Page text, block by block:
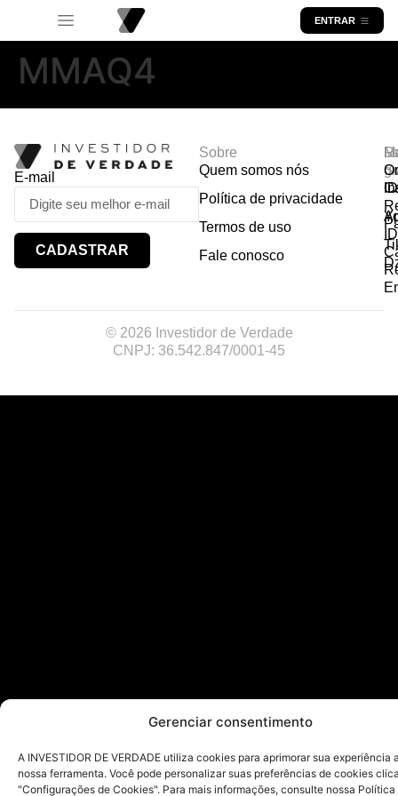
Gerenciar consentimento
A INVESTIDOR DE VERDADE utiliza cookies para aprimorar sua experiência
nossa ferramenta. Você pode personalizar suas preferências de cookies
"Configurações de Cookies". Para mais informações, consulte nossa Política
ENTRAR
MMAQ4
E-mail
CADASTRAR
Sobre
Quem somos nós
Política de privacidade
Termos de uso
Fale conosco
© 2026 Investidor de Verdade
CNPJ: 36.542.847/0001-45